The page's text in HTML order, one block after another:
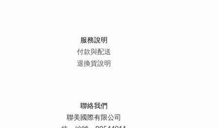
服務說明
付款與配送
退換貨說明
聯絡我們
聯美國際有限公司